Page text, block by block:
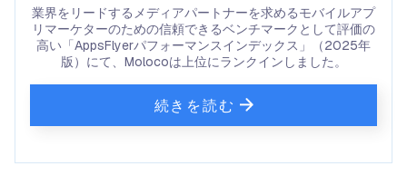
業界をリードするメディアパートナーを求めるモバイルアプ
リマーケターのための信頼できるベンチマークとして評価の
高い「AppsFlyerパフォーマンスインデックス」（2025年
版）にて、Molocoは上位にランクインしました。
続きを読む